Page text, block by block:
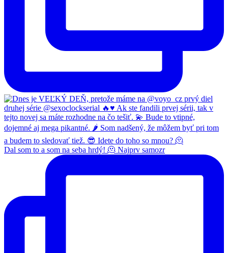
Dal som to a som na seba hrdý! 🫠 Najprv samozr